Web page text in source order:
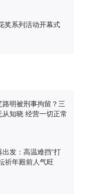
奖系列活动开幕式
路明被刑事拘留？三
从知晓 经营一切正常
出发：高温难挡“打
祈年殿前人气旺